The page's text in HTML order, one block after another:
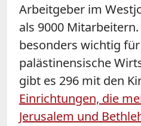
Arbeitgeber im
als 9000
besonders wichtig
palästinensische
gibt es 296 mit den
Einrichtungen, die
Jerusalem und